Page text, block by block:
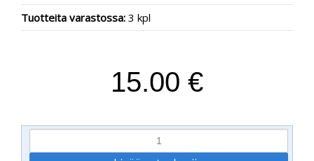
Tuotteita varastossa: 3 kpl
15.00 €